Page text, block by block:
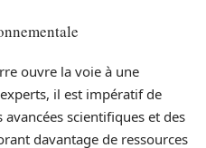
ouvre la voie à une
il est impératif de
scientifiques et des
davantage de ressources